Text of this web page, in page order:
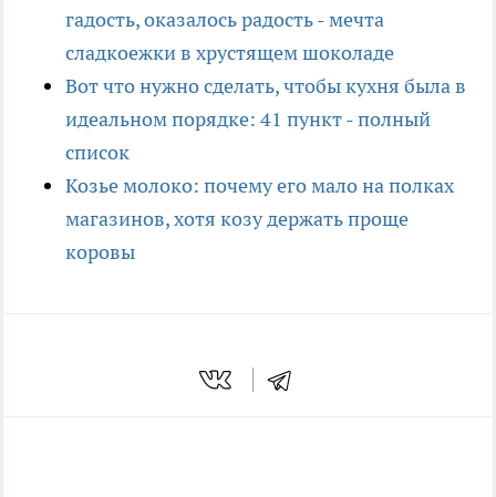
гадость, оказалось радость - мечта
сладкоежки в хрустящем шоколаде
Вот что нужно сделать, чтобы кухня была в
идеальном порядке: 41 пункт - полный
список
Козье молоко: почему его мало на полках
магазинов, хотя козу держать проще
коровы